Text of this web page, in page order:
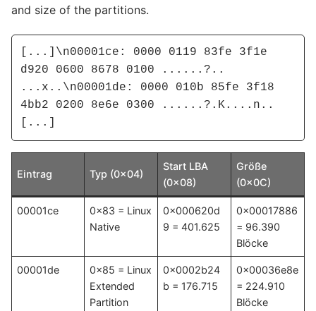
and size of the partitions.
[...]\n00001ce: 0000 0119 83fe 3f1e
d920 0600 8678 0100 ......?..
...x..\n00001de: 0000 010b 85fe 3f18
4bb2 0200 8e6e 0300 ......?.K....n..
[...]
Eintrag Typ (0x04)
Start LBA
(0x08)
Größe
(0x0C)
00001ce
0x83 = Linux
Native
0x000620d
9 = 401.625
0x00017886
= 96.390
Blöcke
00001de
0x85 = Linux
Extended
Partition
0x0002b24
b = 176.715
0x00036e8e
= 224.910
Blöcke